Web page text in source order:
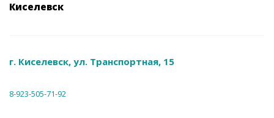
Киселевск
г. Киселевск, ул. Транспортная, 15
8-923-505-71-92